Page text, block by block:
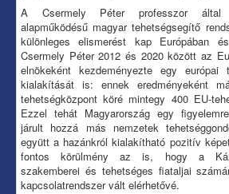
A Csermely Péter professzor által
alapműködésű magyar tehetségsegítő
különleges elismerést kap Európában
Csermely Péter 2012 és 2020 között az
elnökeként kezdeményezte egy európai
kialakítását is: ennek eredményeként
tehetségközpont köré mintegy 400 EU-
Ezzel tehát Magyarország egy
járult hozzá más nemzetek
együtt a hazánkról kialakítható pozitív
fontos körülmény az is, hogy a
szakemberei és tehetséges fiataljai
kapcsolatrendszer vált elérhetővé.